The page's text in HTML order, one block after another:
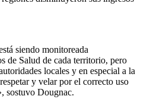
siendo monitoreada
de Salud de cada territorio, pero
locales y en especial a la
y velar por el correcto uso
sostuvo Dougnac.